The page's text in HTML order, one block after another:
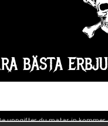
BÄSTA
uppgifter du matar in